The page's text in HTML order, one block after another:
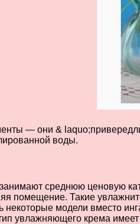
— они &
воды.
среднюю ценовую
помещение. Такие
некоторые модели вместо
увлажняющего крема